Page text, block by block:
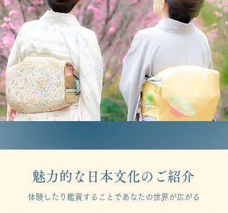
​魅力的な日本文化のご紹介
​体験したり鑑賞することであなたの世界が広がる